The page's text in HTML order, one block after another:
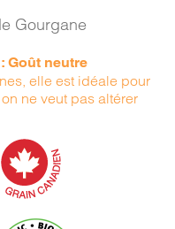
Gourgane
Goût neutre
elle est idéale pour
ne veut pas altérer